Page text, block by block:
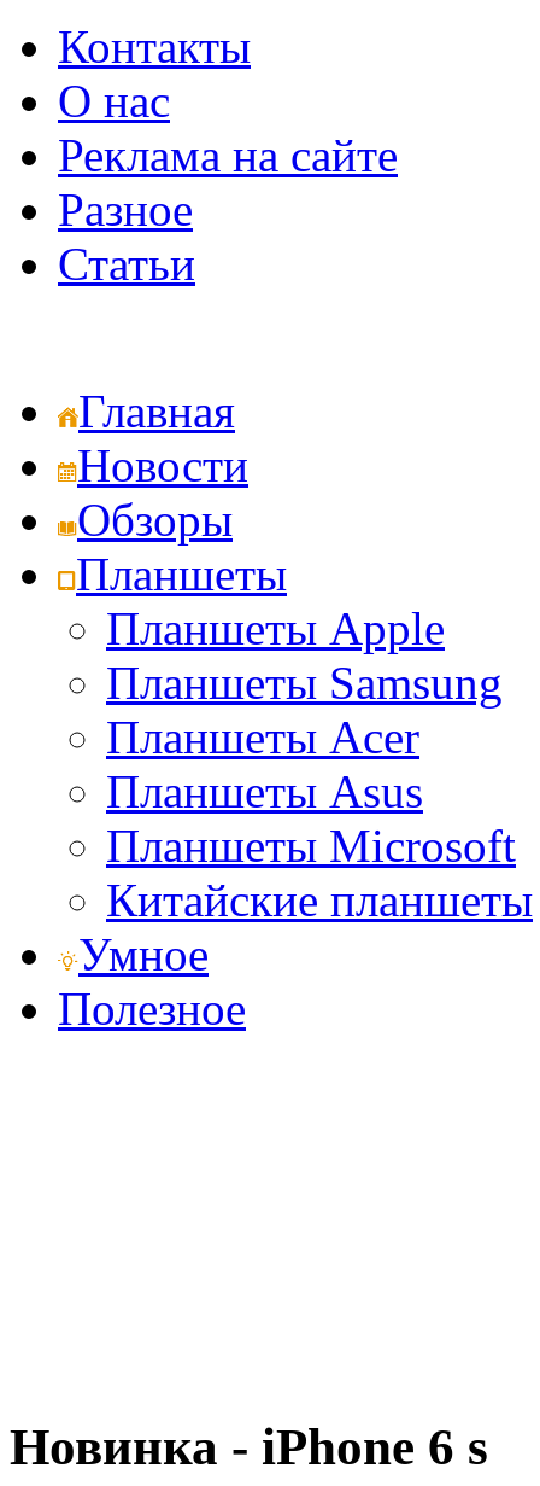
Контакты
О нас
Реклама на сайте
Разное
Статьи
Главная
Новости
Обзоры
Планшеты
Планшеты Apple
Планшеты Samsung
Планшеты Acer
Планшеты Asus
Планшеты Microsoft
Китайские планшеты
Умное
Полезное
Новинка - iPhone 6 s